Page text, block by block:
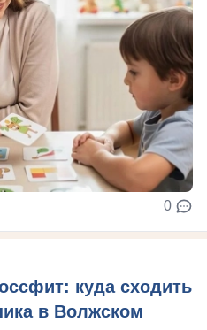
0
куда сходить
в Волжском